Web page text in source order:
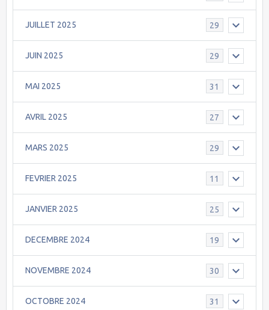
JUILLET 2025 29
JUIN 2025 29
MAI 2025 31
AVRIL 2025 27
MARS 2025 29
FEVRIER 2025 11
JANVIER 2025 25
DECEMBRE 2024 19
NOVEMBRE 2024 30
OCTOBRE 2024 31